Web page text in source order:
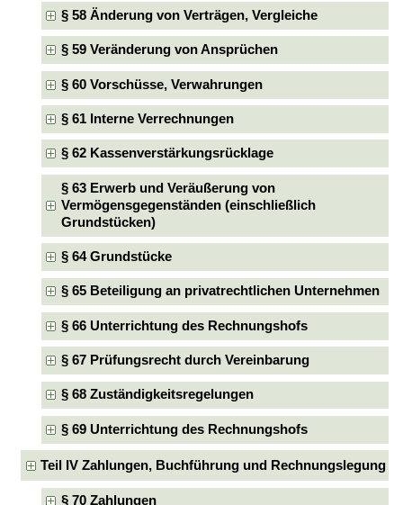
§ 58 Änderung von Verträgen, Vergleiche
§ 59 Veränderung von Ansprüchen
§ 60 Vorschüsse, Verwahrungen
§ 61 Interne Verrechnungen
§ 62 Kassenverstärkungsrücklage
§ 63 Erwerb und Veräußerung von
Vermögensgegenständen (einschließlich
Grundstücken)
§ 64 Grundstücke
§ 65 Beteiligung an privatrechtlichen Unternehmen
§ 66 Unterrichtung des Rechnungshofs
§ 67 Prüfungsrecht durch Vereinbarung
§ 68 Zuständigkeitsregelungen
§ 69 Unterrichtung des Rechnungshofs
Teil IV Zahlungen, Buchführung und Rechnungslegung
§ 70 Zahlungen